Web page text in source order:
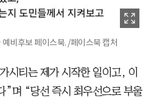
비후보 페이스북. /페이스북 캡처
시티는 제가 시작한 일이고, 이
”며 “당선 즉시 최우선으로 부울